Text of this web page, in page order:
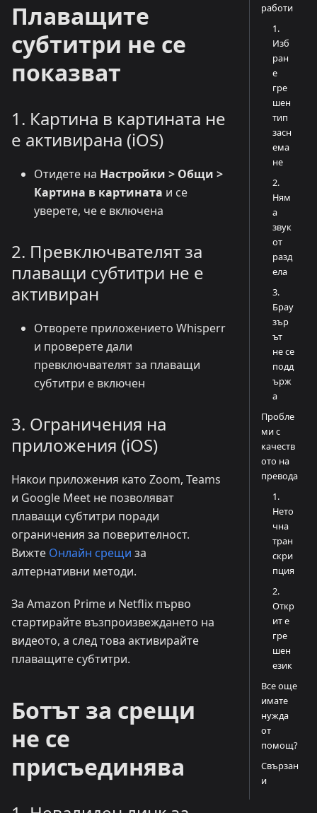
Плаващите
субтитри не се
показват
1. Картина в картината не
е активирана (iOS)
Отидете на Настройки > Общи >
Картина в картината и се
уверете, че е включена
2. Превключвателят за
плаващи субтитри не е
активиран
Отворете приложението Whisperr
и проверете дали
превключвателят за плаващи
субтитри е включен
3. Ограничения на
приложения (iOS)
Някои приложения като Zoom, Teams
и Google Meet не позволяват
плаващи субтитри поради
ограничения за поверителност.
Вижте Онлайн срещи за
алтернативни методи.
За Amazon Prime и Netflix първо
стартирайте възпроизвеждането на
видеото, а след това активирайте
плаващите субтитри.
Ботът за срещи
не се
присъединява
работи
1.
Изб
ран
е
гре
шен
тип
засн
ема
не
2.
Ням
а
звук
от
разд
ела
3.
Брау
зър
ът
не се
подд
ърж
а
Пробле
ми с
качеств
ото на
превода
1.
Нето
чна
тран
скри
пция
2.
Откр
ит е
гре
шен
език
Все още
имате
нужда
от
помощ?
Свързан
и